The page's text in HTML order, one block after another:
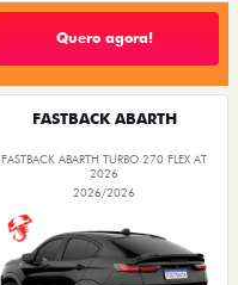
Quero agora!
FASTBACK ABARTH
FASTBACK ABARTH TURBO 270 FLEX AT
2026
2026/2026